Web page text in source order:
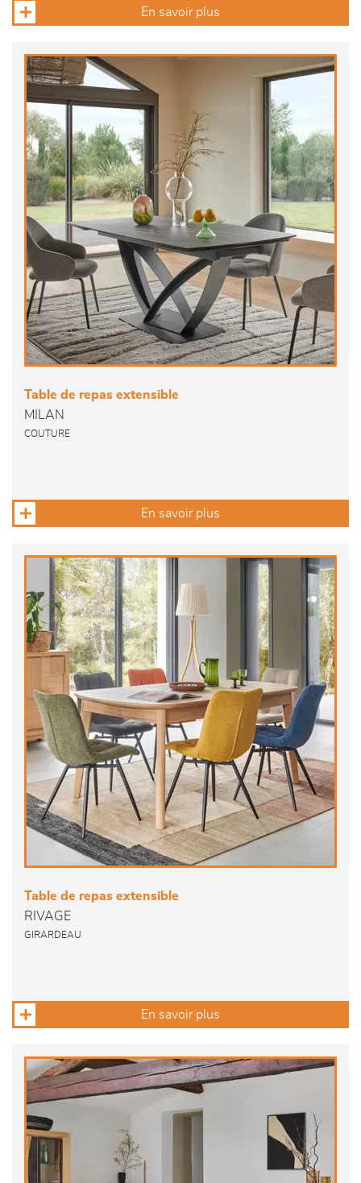
En savoir plus
Table de repas extensible
MILAN
COUTURE
En savoir plus
Table de repas extensible
RIVAGE
GIRARDEAU
En savoir plus